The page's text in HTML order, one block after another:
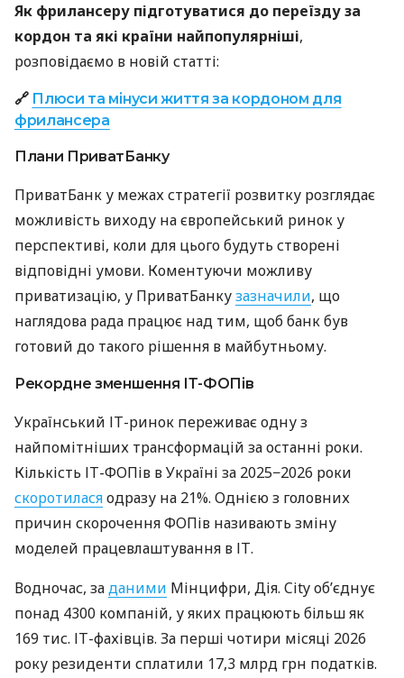
Як фрилансеру підготуватися до переїзду за
кордон та які країни найпопулярніші,
розповідаємо в новій статті:
🔗 Плюси та мінуси життя за кордоном для
фрилансера
Плани ПриватБанку
ПриватБанк у межах стратегії розвитку розглядає
можливість виходу на європейський ринок у
перспективі, коли для цього будуть створені
відповідні умови. Коментуючи можливу
приватизацію, у ПриватБанкузазначили, що
наглядова рада працює над тим, щоб банк був
готовий до такого рішення в майбутньому.
Рекордне зменшення ІТ-ФОПів
Український ІТ-ринок переживає одну з
найпомітніших трансформацій за останні роки.
Кількість ІТ-ФОПів в Україні за 2025−2026 роки
скоротиласяодразу на 21%. Однією з головних
причин скорочення ФОПів називають зміну
моделей працевлаштування в ІТ.
Водночас, заданими Мінцифри, Дія. City об’єднує
понад 4300 компаній, у яких працюють більш як
169 тис. ІТ-фахівців. За перші чотири місяці 2026
року резиденти сплатили 17,3 млрд грн податків.